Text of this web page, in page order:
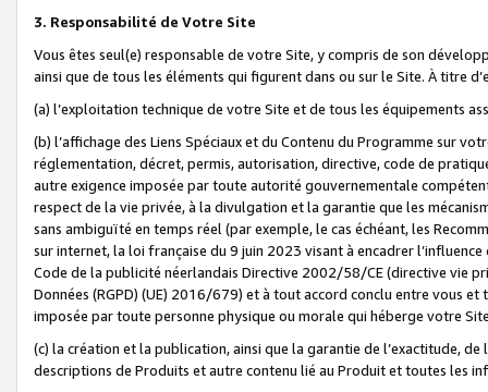
3. Responsabilité de Votre Site
Vous êtes seul(e) responsable de votre Site, y compris de son
ainsi que de tous les éléments qui figurent dans ou sur le Site. À titre
(a) l’exploitation technique de votre Site et de tous les équipements
(b) l’affichage des Liens Spéciaux et du Contenu du Programme sur
réglementation, décret, permis, autorisation, directive, code de
autre exigence imposée par toute autorité gouvernementale
respect de la vie privée, à la divulgation et la garantie que les
sans ambiguïté en temps réel (par exemple, le cas échéant, les
sur internet, la loi française du 9 juin 2023 visant à encadrer
Code de la publicité néerlandais Directive 2002/58/CE (directive vie
Données (RGPD) (UE) 2016/679) et à tout accord conclu entre vous
imposée par toute personne physique ou morale qui héberge votre
(c) la création et la publication, ainsi que la garantie de l’exactitude,
descriptions de Produits et autre contenu lié au Produit et toutes les